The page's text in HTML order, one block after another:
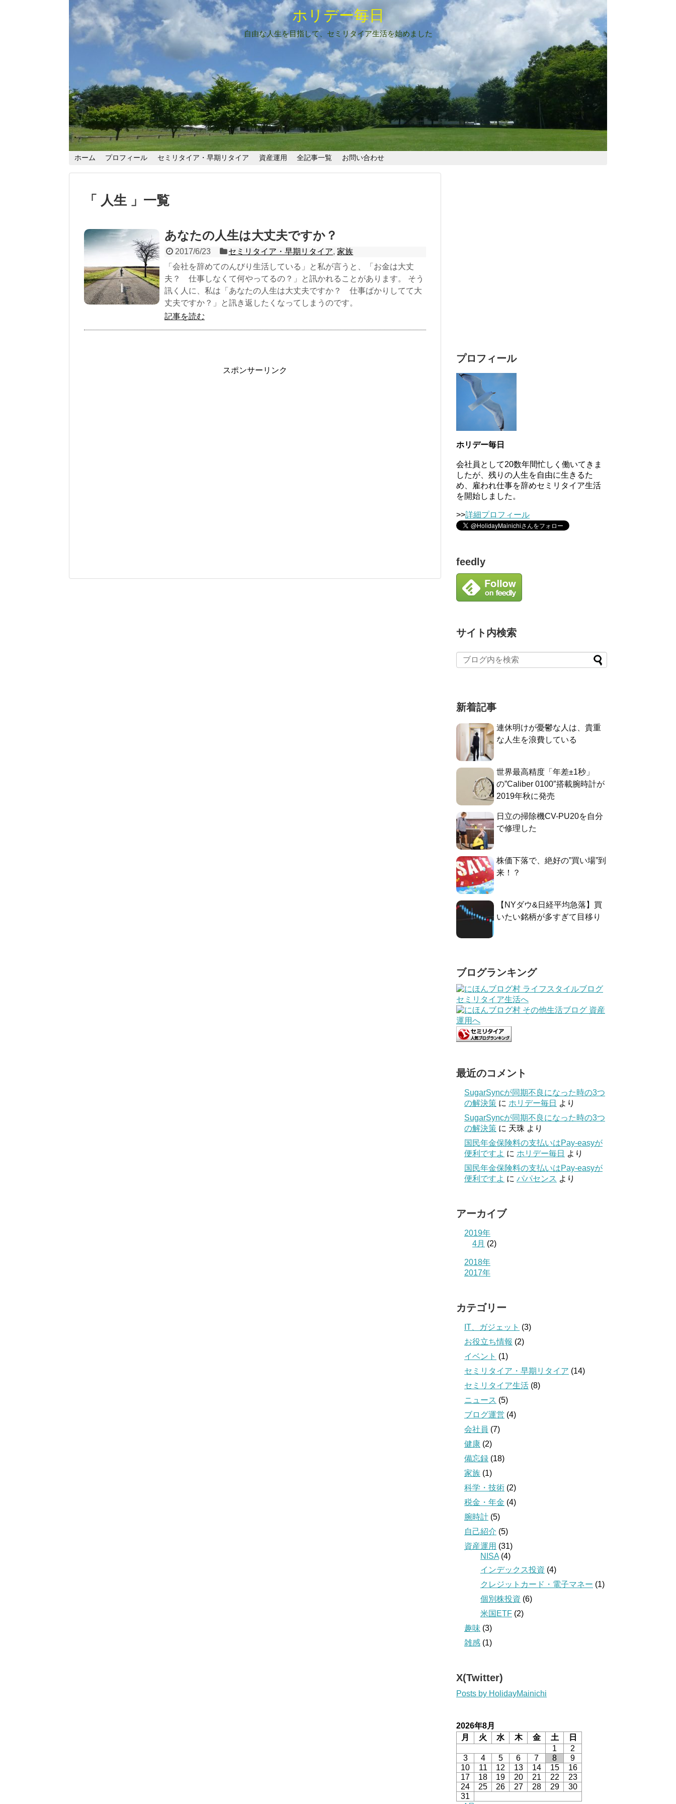
ホリデー毎日
自由な人生を目指して、セミリタイア生活を始めました
ホーム プロフィール セミリタイア・早期リタイア 資産運用 全記事一覧 お問い合わせ
「 人生 」一覧
あなたの人生は大丈夫ですか？
2017/6/23 セミリタイア・早期リタイア,家族
「会社を辞めてのんびり生活している」と私が言うと、「お金は大丈
夫？ 仕事しなくて何やってるの？」と訊かれることがあります。 そう
訊く人に、私は「あなたの人生は大丈夫ですか？ 仕事ばかりしてて大
丈夫ですか？」と訊き返したくなってしまうのです。
記事を読む
スポンサーリンク
プロフィール
ホリデー毎日
会社員として20数年間忙しく働いてきま
したが、残りの人生を自由に生きるた
め、雇われ仕事を辞めセミリタイア生活
を開始しました。
>>詳細プロフィール
feedly
サイト内検索
新着記事
連休明けが憂鬱な人は、貴重
な人生を浪費している
世界最高精度「年差±1秒」
の”Caliber 0100″搭載腕時計が
2019年秋に発売
日立の掃除機CV-PU20を自分
で修理した
株価下落で、絶好の”買い場”到
来！？
【NYダウ&日経平均急落】買
いたい銘柄が多すぎて目移り
ブログランキング
最近のコメント
SugarSyncが同期不良になった時の3つ
の解決策 に ホリデー毎日 より
SugarSyncが同期不良になった時の3つ
の解決策 に 天珠 より
国民年金保険料の支払いはPay-easyが
便利ですよ に ホリデー毎日 より
国民年金保険料の支払いはPay-easyが
便利ですよ に パパセンス より
アーカイブ
2019年
4月 (2)
2018年
2017年
カテゴリー
IT、ガジェット (3)
お役立ち情報 (2)
イベント (1)
セミリタイア・早期リタイア (14)
セミリタイア生活 (8)
ニュース (5)
ブログ運営 (4)
会社員 (7)
健康 (2)
備忘録 (18)
家族 (1)
科学・技術 (2)
税金・年金 (4)
腕時計 (5)
自己紹介 (5)
資産運用 (31)
NISA (4)
インデックス投資 (4)
クレジットカード・電子マネー (1)
個別株投資 (6)
米国ETF (2)
趣味 (3)
雑感 (1)
X(Twitter)
Posts by HolidayMainichi
2026年8月
月
火 水 木 金 土
日
1
2
3
4 5 6 7 8
9
10
11 12 13 14 15
16
17
18 19 20 21 22
23
24
25 26 27 28 29
30
31